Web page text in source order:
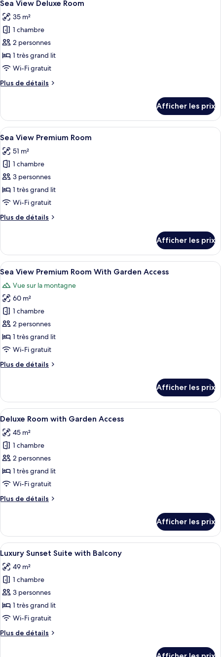
toutes
les
photos
pour
ce
type
chambre :
Deluxe
Room
Sea View Deluxe Room
35 m²
1 chambre
2 personnes
1 très grand lit
Wi-Fi gratuit
Plus de détails
Plus
Sea
View
Deluxe
Afficher les prix
Afficher
toutes
les
photos
pour
ce
type
chambre :
Premium
Room
Sea View Premium Room | Minibar,
6
Sea View Premium Room
51 m²
1 chambre
3 personnes
1 très grand lit
Wi-Fi gratuit
Plus de détails
Plus
Sea
View
Premium
Afficher les prix
Afficher
toutes
les
photos
pour
ce
type
de
chambre :
Sea
Room
With
Garden
Access
Sea View Premium Room With
10
Sea View Premium Room With Garden Access
Vue sur la montagne
60 m²
1 chambre
2 personnes
1 très grand lit
Wi-Fi gratuit
Plus de détails
Plus
Sea
View
Premium
With
Garden
Afficher les prix
Afficher
toutes
les
photos
pour
ce
type
chambre :
with
Garden
Access
Deluxe Room with Garden Access |
6
Deluxe Room with Garden Access
45 m²
1 chambre
2 personnes
1 très grand lit
Wi-Fi gratuit
Plus de détails
Plus
Deluxe
Room
with
Garden
Access
Afficher les prix
Afficher
toutes
les
photos
pour
ce
type
chambre :
Luxury Sunset Suite with Balcony |
5
Luxury Sunset Suite with Balcony
49 m²
1 chambre
3 personnes
1 très grand lit
Wi-Fi gratuit
Plus de détails
Plus